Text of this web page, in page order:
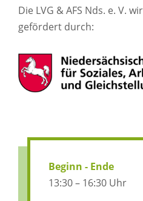
Die LVG & AFS Nds. e. V.
gefördert durch:
Beginn - Ende
13:30 – 16:30 Uhr